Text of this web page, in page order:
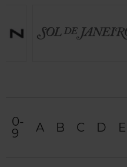
0-
9
A B C D E